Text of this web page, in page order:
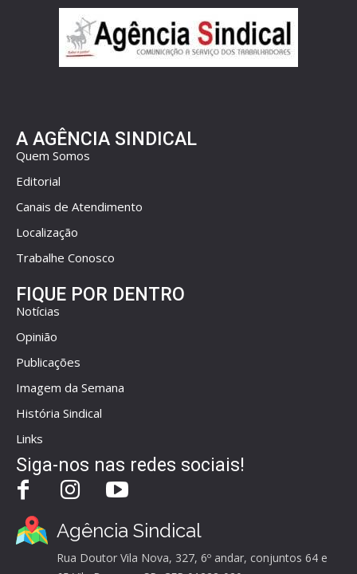
A AGÊNCIA SINDICAL
Quem Somos
Editorial
Canais de Atendimento
Localização
Trabalhe Conosco
FIQUE POR DENTRO
Notícias
Opinião
Publicações
Imagem da Semana
História Sindical
Links
Siga-nos nas redes sociais!
Agência Sindical
Rua Doutor Vila Nova, 327, 6º andar, conjuntos 64 e